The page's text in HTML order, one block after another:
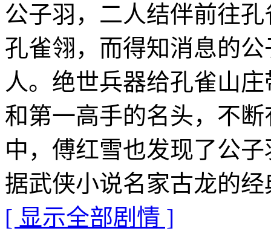
公子羽，二人结伴前往
孔雀翎，而得知消息的
人。绝世兵器给孔雀山
和第一高手的名头，不
中，傅红雪也发现了
据武侠小说名家古龙的
[ 显示全部剧情 ]